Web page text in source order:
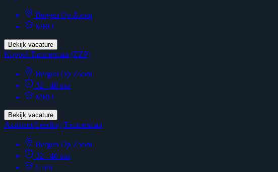
Bergen Op Zoom
MBO
Bekijk vacature
Koppel-Timmerman (ZZP)
Bergen Op Zoom
32 - 40 uur
MBO
Bekijk vacature
Assistent/Leerling Timmerman
Bergen Op Zoom
32 - 40 uur
Geen